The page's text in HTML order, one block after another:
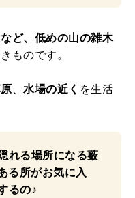
ど、低めの山の雑木
ものです。
、 水場の近く を生活
れる場所になる薮
る所がお気に入
るの♪